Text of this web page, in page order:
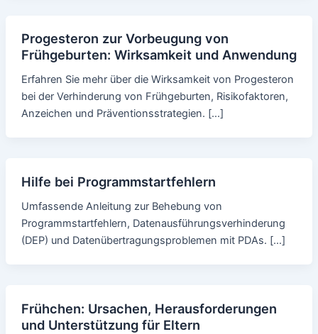
Progesteron zur Vorbeugung von
Frühgeburten: Wirksamkeit und Anwendung
Erfahren Sie mehr über die Wirksamkeit von Progesteron
bei der Verhinderung von Frühgeburten, Risikofaktoren,
Anzeichen und Präventionsstrategien. […]
Hilfe bei Programmstartfehlern
Umfassende Anleitung zur Behebung von
Programmstartfehlern, Datenausführungsverhinderung
(DEP) und Datenübertragungsproblemen mit PDAs. […]
Frühchen: Ursachen, Herausforderungen
und Unterstützung für Eltern